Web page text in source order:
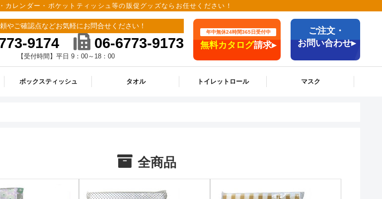
レンダー・ポケットティッシュ等の販促グッズならお任せください！
やご確認点などお気軽にお問合せください！
9174 06-6773-9173
【受付時間】平日 9：00～18：00
年中無休24時間365日受付中
無料カタログ請求▸
ご注文・
お問い合わせ▸
ボックスティッシュ タオル トイレットロール マスク
全商品